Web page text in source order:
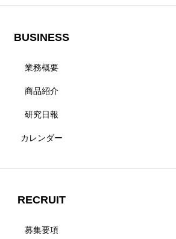
BUSINESS
業務概要
商品紹介
研究日報
カレンダー
RECRUIT
募集要項